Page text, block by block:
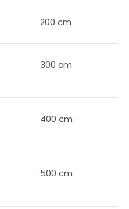
200 cm
300 cm
400 cm
500 cm